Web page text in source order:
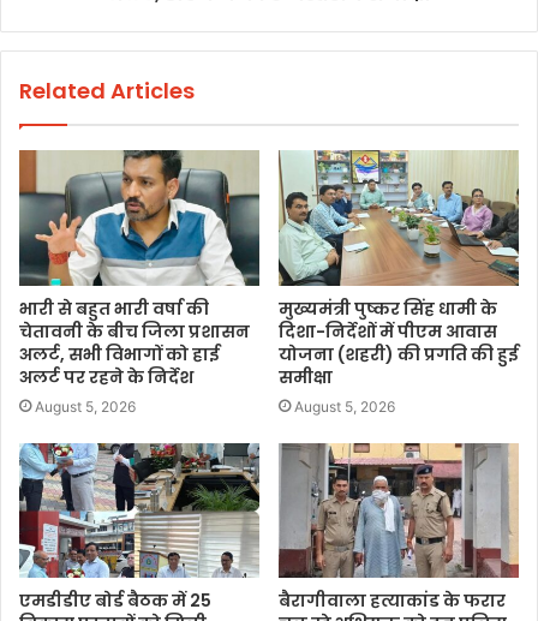
Related Articles
भारी से बहुत भारी वर्षा की
चेतावनी के बीच जिला प्रशासन
अलर्ट, सभी विभागों को हाई
अलर्ट पर रहने के निर्देश
August 5, 2026
मुख्यमंत्री पुष्कर सिंह धामी के
दिशा-निर्देशों में पीएम आवास
योजना (शहरी) की प्रगति की हुई
समीक्षा
August 5, 2026
एमडीडीए बोर्ड बैठक में 25
बैरागीवाला हत्याकांड के फरार